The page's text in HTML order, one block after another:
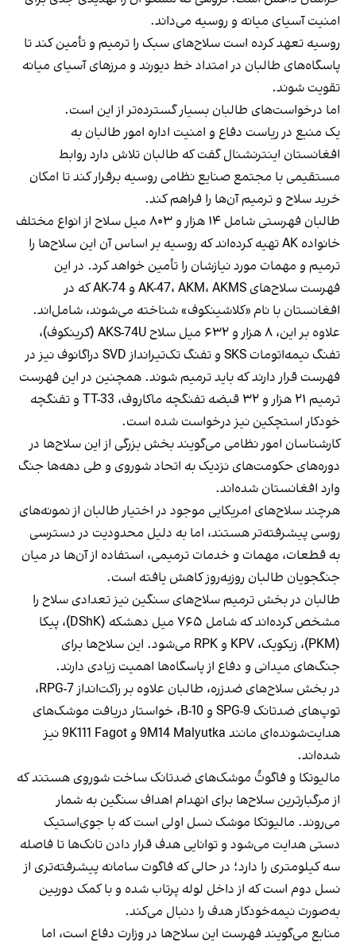
امنیت آسیای میانه و روسیه می‌داند.
روسیه تعهد کرده است سلاح‌های سبک را ترمیم و تأمین کند تا
پاسگاه‌های طالبان در امتداد خط دیورند و مرزهای آسیای میانه
تقویت شوند.
اما درخواست‌های طالبان بسیار گسترده‌تر از این است.
یک منبع در ریاست دفاع و امنیت اداره امور طالبان به
افغانستان اینترنشنال گفت که طالبان تلاش دارد روابط
مستقیمی با مجتمع صنایع نظامی روسیه برقرار کند تا امکان
خرید سلاح و ترمیم آن‌ها را فراهم کند.
طالبان فهرستی شامل ۱۴ هزار و ۸۰۳ میل سلاح از انواع مختلف
خانواده AK تهیه کرده‌اند که روسیه بر اساس آن این سلاح‌ها را
ترمیم و مهمات مورد نیازشان را تأمین خواهد کرد. در این
فهرست سلاح‌های AK-47، AKM، AKMS و AK-74 که در
افغانستان با نام «کلاشینکوف» شناخته می‌شوند، شامل‌اند.
علاوه بر این، ۸ هزار و ۶۳۲ میل سلاح AKS-74U (کرینکوف)،
تفنگ نیمه‌اتومات SKS و تفنگ تک‌تیرانداز SVD دراگانوف نیز در
فهرست قرار دارند که باید ترمیم شوند. همچنین در این فهرست
ترمیم ۲۱ هزار و ۳۲ قبضه تفنگچه ماکاروف، TT-33 و تفنگچه
خودکار استچکین نیز درخواست شده است.
کارشناسان امور نظامی می‌گویند بخش بزرگی از این سلاح‌ها در
دوره‌های حکومت‌های نزدیک به اتحاد شوروی و طی دهه‌ها جنگ
وارد افغانستان شده‌اند.
هرچند سلاح‌های امریکایی موجود در اختیار طالبان از نمونه‌های
روسی پیشرفته‌تر هستند، اما به دلیل محدودیت در دسترسی
به قطعات، مهمات و خدمات ترمیمی، استفاده از آن‌ها در میان
جنگجویان طالبان روزبه‌روز کاهش یافته است.
طالبان در بخش ترمیم سلاح‌های سنگین نیز تعدادی سلاح را
مشخص کرده‌اند که شامل ۷۶۵ میل دهشکه (DShK)، پیکا
(PKM)، زیکویک، KPV و RPK می‌شود. این سلاح‌ها برای
جنگ‌های میدانی و دفاع از پاسگاه‌ها اهمیت زیادی دارند.
در بخش سلاح‌های ضدزره، طالبان علاوه بر راکت‌انداز RPG-7،
توپ‌های ضدتانک SPG-9 و B-10، خواستار دریافت موشک‌های
هدایت‌شونده‌ای مانند 9M14 Malyutka و 9K111 Fagot نیز
شده‌اند.
مالیوتکا و فاگوتُ موشک‌های ضدتانک ساخت شوروی هستند که
از مرگبارترین سلاح‌ها برای انهدام اهداف سنگین به شمار
می‌روند. مالیوتکا موشک نسل اولی است که با جوی‌استیک
دستی هدایت می‌شود و توانایی هدف قرار دادن تانک‌ها تا فاصله
سه کیلومتری را دارد؛ در حالی که فاگوت سامانه پیشرفته‌تری از
نسل دوم است که از داخل لوله پرتاب شده و با کمک دوربین
به‌صورت نیمه‌خودکار هدف را دنبال می‌کند.
منابع می‌گویند فهرست این سلاح‌ها در وزارت دفاع است، اما